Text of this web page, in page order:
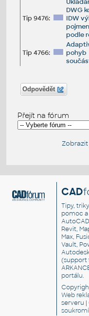
Tip 9476:
DWG
IDW
podle
Tip 4766:
pohyb
Odpovědět
Přejít na fórum
Zobrazit
CAD
Tipy,
pomoc
Revit,
Max,
Vault,
(support
portálu.
Web
serveru |